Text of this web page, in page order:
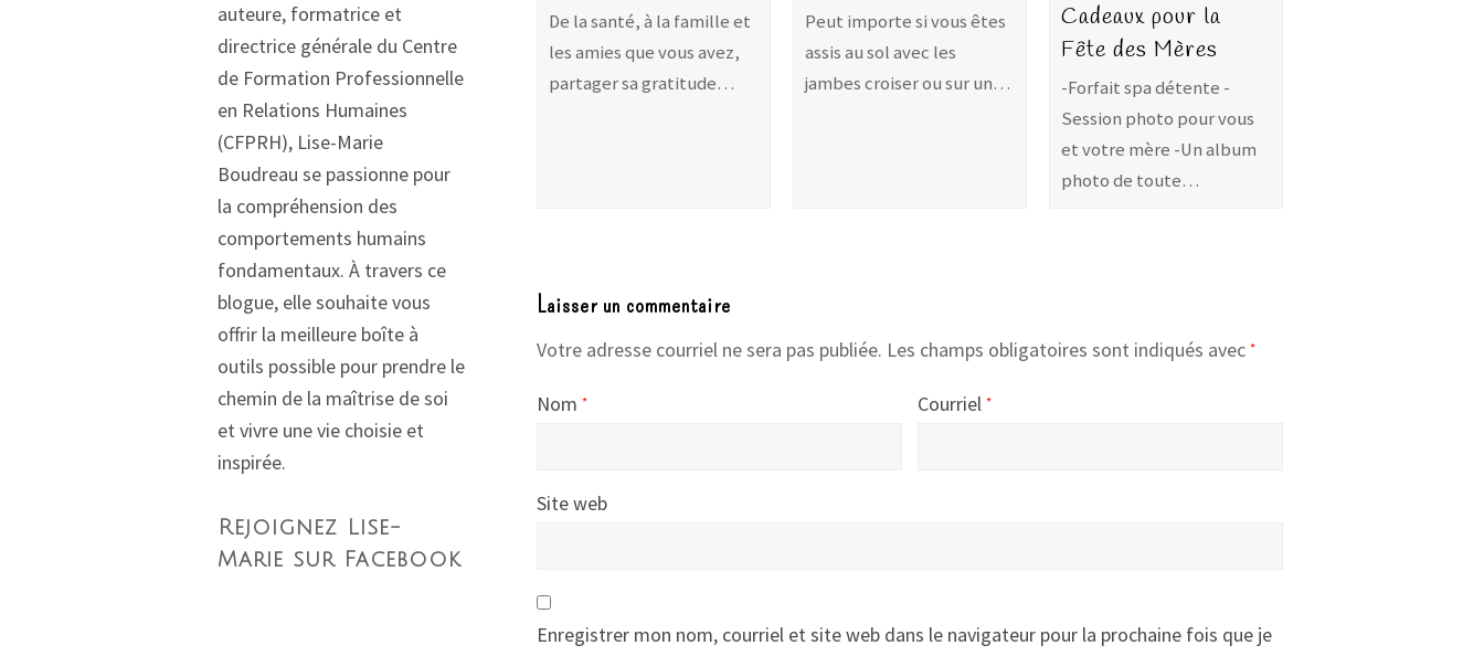
De la santé, à la famille et
les amies que vous avez,
partager sa gratitude…
Peut importe si vous êtes
assis au sol avec les
jambes croiser ou sur un…
Cadeaux pour la
Fête des Mères
-Forfait spa détente -
Session photo pour vous
et votre mère -Un album
photo de toute…
Laisser un commentaire
Votre adresse courriel ne sera pas publiée. Les champs obligatoires sont indiqués avec *
Nom * Courriel *
Site web
Enregistrer mon nom, courriel et site web dans le navigateur pour la prochaine fois que je
auteure, formatrice et
directrice générale du Centre
de Formation Professionnelle
en Relations Humaines
(CFPRH), Lise-Marie
Boudreau se passionne pour
la compréhension des
comportements humains
fondamentaux. À travers ce
blogue, elle souhaite vous
offrir la meilleure boîte à
outils possible pour prendre le
chemin de la maîtrise de soi
et vivre une vie choisie et
inspirée.
Rejoignez Lise-
Marie sur Facebook